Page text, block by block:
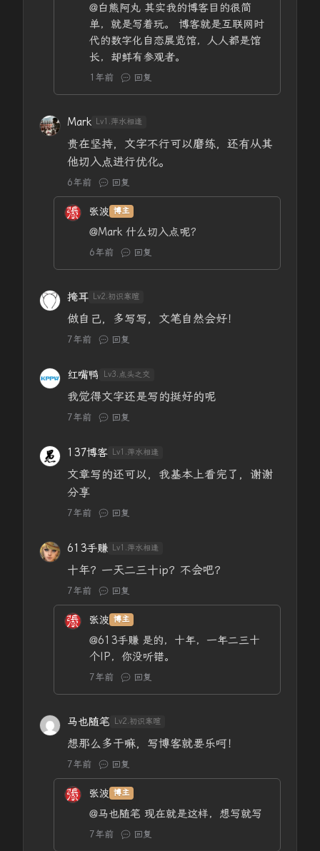
@白熊阿丸 其实我的博客目的很简
单，就是写着玩。 博客就是互联网时
代的数字化自恋展览馆，人人都是馆
长，却鲜有参观者。
1年前 回复
Mark Lv1.萍水相逢
贵在坚持，文字不行可以磨练，还有从其
他切入点进行优化。
6年前 回复
张波 博主
@Mark 什么切入点呢？
6年前 回复
掩耳 Lv2.初识寒暄
做自己，多写写，文笔自然会好！
7年前 回复
红嘴鸭 Lv3.点头之交
我觉得文字还是写的挺好的呢
7年前 回复
137博客 Lv1.萍水相逢
文章写的还可以，我基本上看完了，谢谢
分享
7年前 回复
613手赚 Lv1.萍水相逢
十年？一天二三十ip？不会吧？
7年前 回复
张波 博主
@613手赚 是的，十年，一年二三十
个IP，你没听错。
7年前 回复
马也随笔 Lv2.初识寒暄
想那么多干嘛，写博客就要乐呵！
7年前 回复
张波 博主
@马也随笔 现在就是这样，想写就写
7年前 回复